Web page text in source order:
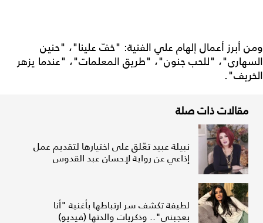
ومن أبرز أعمال إلهام علي الفنية: "خفّ علينا"، "حنين
السهارى"، "للحب جنون"، "طريق المعلمات"، "عندما يزهر
الخريف".
مقالات ذات صلة
نبيلة عبيد تعّلق على اختيارها لتقديم عمل
إذاعي عن رواية لإحسان عبد القدوس
لطيفة تكشف سر ارتباطها بأغنية "أنا
بعجبني".. وذكريات والدتها (فيديو)